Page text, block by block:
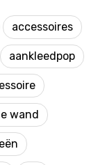
accessoires
aankleedpop
wand